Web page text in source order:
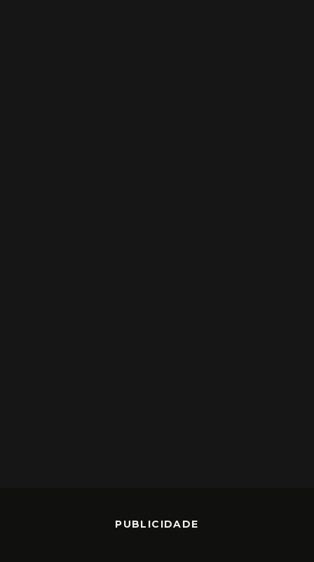
PUBLICIDADE